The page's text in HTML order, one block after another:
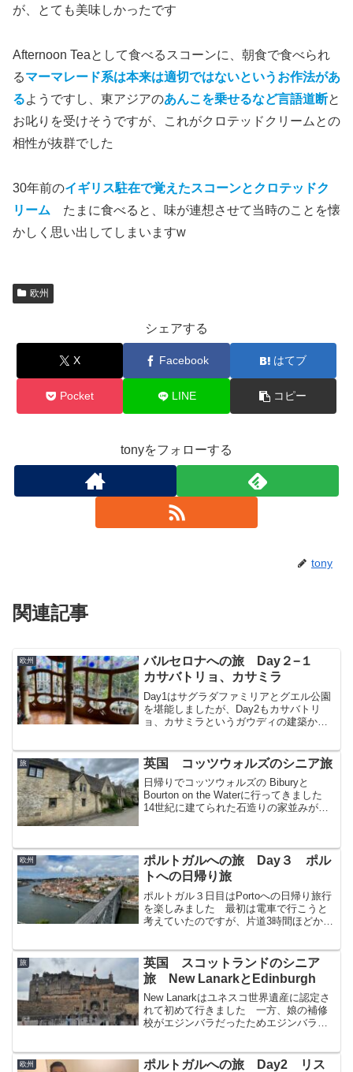
が、とても美味しかったです
Afternoon Teaとして食べるスコーンに、朝食で食べられ
るマーマレード系は本来は適切ではないというお作法があ
るようですし、東アジアのあんこを乗せるなど言語道断と
お叱りを受けそうですが、これがクロテッドクリームとの
相性が抜群でした
30年前のイギリス駐在で覚えたスコーンとクロテッドク
リーム たまに食べると、味が連想させて当時のことを懐
かしく思い出してしまいますw
欧州
シェアする
X Facebook はてブ
Pocket LINE コピー
tonyをフォローする
tony
関連記事
欧州
バルセロナへの旅 Day２−１
カサバトリョ、カサミラ
Day1はサグラダファミリアとグエル公園
を堪能しましたが、Day2もカサバトリ
ョ、カサミラというガウディの建築から
旅 英国 コッツウォルズのシニア旅
日帰りでコッツウォルズの Biburyと
Bourton on the Waterに行ってきました
14世紀に建てられた石造りの家並みが絵
欧州
ポルトガルへの旅 Day３ ポル
トへの日帰り旅
ポルトガル３日目はPortoへの日帰り旅行
を楽しみました 最初は電車で行こうと
考えていたのですが、片道3時間ほどかか
行機にしました
旅
英国 スコットランドのシニア
旅 New LanarkとEdinburgh
New Lanarkはユネスコ世界遺産に認定さ
れて初めて行きました 一方、娘の補修
校がエジンバラだったためエジンバラの
欧州
ポルトガルへの旅 Day2 リス